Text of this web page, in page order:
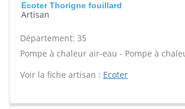
Ecoter Thorigne fouillard
Artisan
Département: 35
Pompe à chaleur air-eau - Pompe à
Voir la fiche artisan : Ecoter